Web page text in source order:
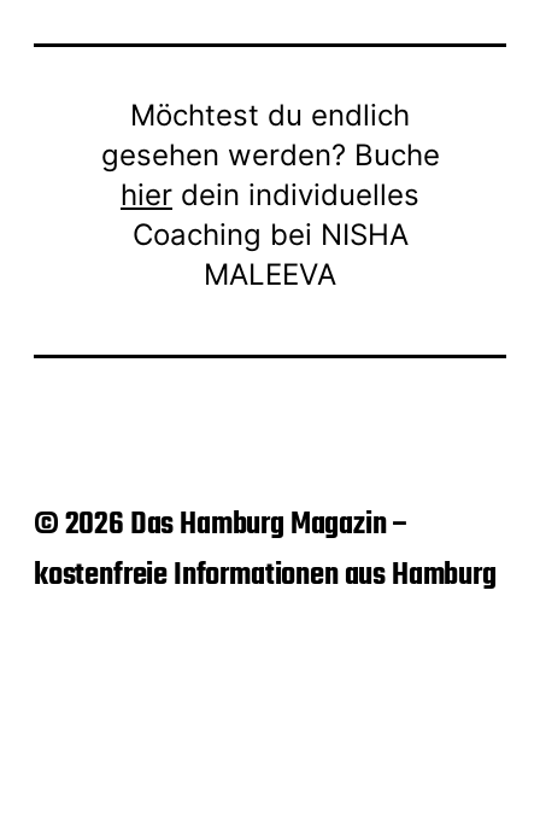
Möchtest du endlich
gesehen werden? Buche
hier dein individuelles
Coaching bei NISHA
MALEEVA
© 2026 Das Hamburg Magazin –
kostenfreie Informationen aus Hamburg